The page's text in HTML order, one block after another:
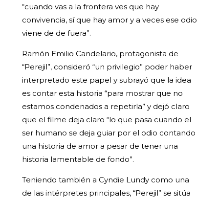
“cuando vas a la frontera ves que hay
convivencia, sí que hay amor y a veces ese odio
viene de de fuera”.
Ramón Emilio Candelario, protagonista de
“Perejil”, consideró “un privilegio” poder haber
interpretado este papel y subrayó que la idea
es contar esta historia “para mostrar que no
estamos condenados a repetirla” y dejó claro
que el filme deja claro “lo que pasa cuando el
ser humano se deja guiar por el odio contando
una historia de amor a pesar de tener una
historia lamentable de fondo”.
Teniendo también a Cyndie Lundy como una
de las intérpretes principales, “Perejil” se sitúa